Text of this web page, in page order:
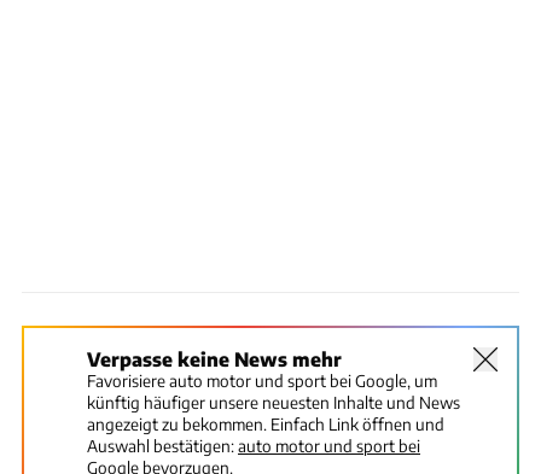
Verpasse keine News mehr
Favorisiere auto motor und sport bei Google, um
künftig häufiger unsere neuesten Inhalte und News
angezeigt zu bekommen. Einfach Link öffnen und
Auswahl bestätigen:auto motor und sport bei
Google bevorzugen.